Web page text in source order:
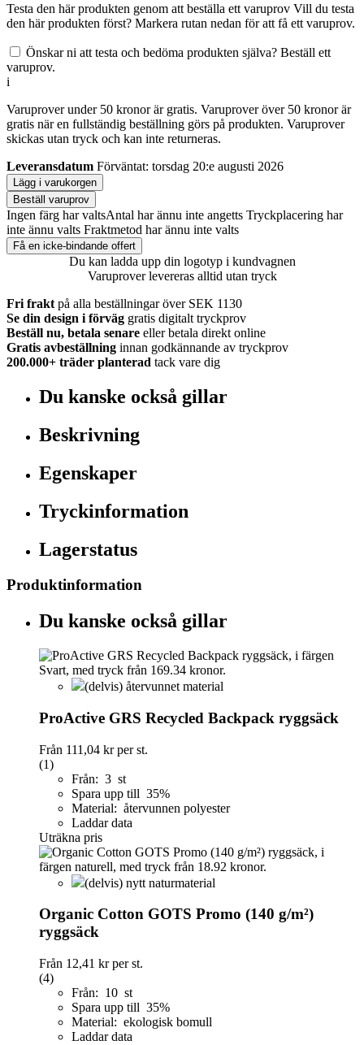
Testa den här produkten genom att beställa ett varuprov Vill du testa
den här produkten först? Markera rutan nedan för att få ett varuprov.
Önskar ni att testa och bedöma produkten själva? Beställ ett
varuprov.
i
Varuprover under 50 kronor är gratis. Varuprover över 50 kronor är
gratis när en fullständig beställning görs på produkten. Varuprover
skickas utan tryck och kan inte returneras.
Leveransdatum Förväntat: torsdag 20:e augusti 2026
Lägg i varukorgen
Beställ varuprov
Ingen färg har valtsAntal har ännu inte angetts Tryckplacering har
inte ännu valts Fraktmetod har ännu inte valts
Få en icke-bindande offert
Du kan ladda upp din logotyp i kundvagnen
Varuprover levereras alltid utan tryck
Fri frakt på alla beställningar över SEK 1130
Se din design i förväg gratis digitalt tryckprov
Beställ nu, betala senare eller betala direkt online
Gratis avbeställning innan godkännande av tryckprov
200.000+ träder planterad tack vare dig
Du kanske också gillar
Beskrivning
Egenskaper
Tryckinformation
Lagerstatus
Produktinformation
Du kanske också gillar
(delvis) återvunnet material
ProActive GRS Recycled Backpack ryggsäck
Från 111,04 krper st.
(1)
Från: 3 st
Spara upp till 35%
Material: återvunnen polyester
Laddar data
Uträkna pris
(delvis) nytt naturmaterial
Organic Cotton GOTS Promo (140 g/m²)
ryggsäck
Från 12,41 krper st.
(4)
Från: 10 st
Spara upp till 35%
Material: ekologisk bomull
Laddar data